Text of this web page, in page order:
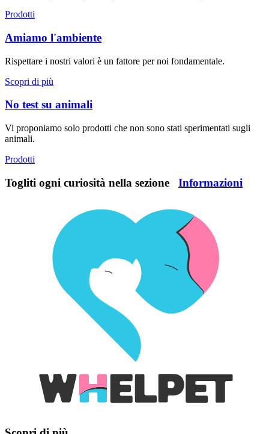
Prodotti
Amiamo l'ambiente
Rispettare i nostri valori è un fattore per noi fondamentale.
Scopri di più
No test su animali
Vi proponiamo solo prodotti che non sono stati sperimentati sugli
animali.
Prodotti
Togliti ogni curiosità nella sezione Informazioni